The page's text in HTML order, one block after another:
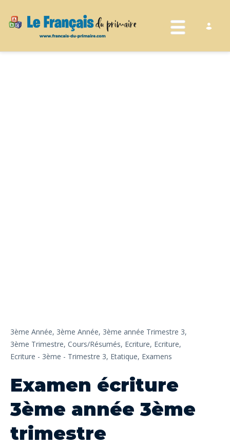
Toggle
3ème Année, 3ème Année, 3ème année Trimestre 3,
3ème Trimestre, Cours/Résumés, Ecriture, Ecriture,
Ecriture - 3ème - Trimestre 3, Etatique, Examens
Examen écriture
3ème année 3ème
trimestre